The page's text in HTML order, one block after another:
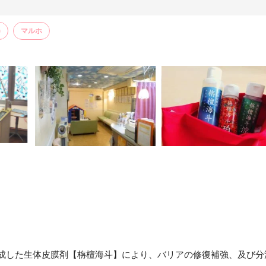
マルホ
た生体皮膜剤【栴檀海斗】により、バリアの修復補強、及び分